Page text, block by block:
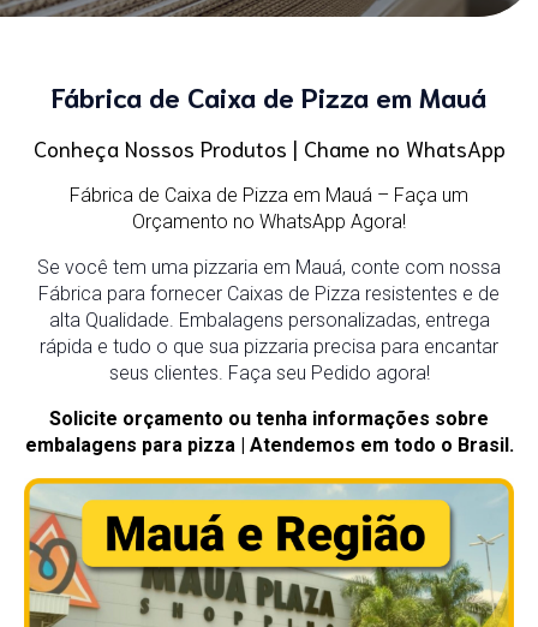
Fábrica de Caixa de Pizza em Mauá
Conheça Nossos Produtos | Chame no WhatsApp
Fábrica de Caixa de Pizza em Mauá – Faça um
Orçamento no WhatsApp Agora!
Se você tem uma pizzaria em Mauá, conte com nossa
Fábrica para fornecer Caixas de Pizza resistentes e de
alta Qualidade. Embalagens personalizadas, entrega
rápida e tudo o que sua pizzaria precisa para encantar
seus clientes. Faça seu Pedido agora!
Solicite orçamento ou tenha informações sobre
embalagens para pizza | Atendemos em todo o Brasil.